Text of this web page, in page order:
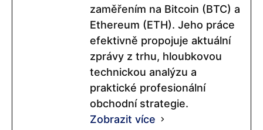
zaměřením na Bitcoin (BTC) a
Ethereum (ETH). Jeho práce
efektivně propojuje aktuální
zprávy z trhu, hloubkovou
technickou analýzu a
praktické profesionální
obchodní strategie.
Zobrazit více